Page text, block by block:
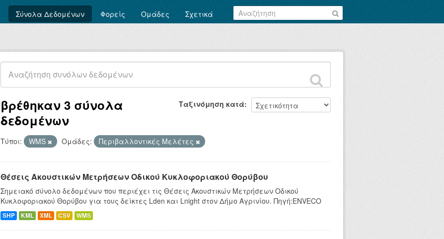
Σύνολα Δεδομένων Φορείς Ομάδες Σχετικά
Ταξινόμηση κατά
βρέθηκαν 3 σύνολα
δεδομένων
Τύποι: WMS Ομάδες: Περιβαλλοντικές Μελέτες
Θέσεις Ακουστικών Μετρήσεων Οδικού Κυκλοφοριακού Θορύβου
Σημειακό σύνολο δεδομένων που περιέχει τις Θέσεις Ακουστικών Μετρήσεων Οδικού
Κυκλοφοριακού Θορύβου για τους δείκτες Lden και Lnight στον Δήμο Αγρινίου. Πηγή:ENVECO
SHP KML XML CSV WMS